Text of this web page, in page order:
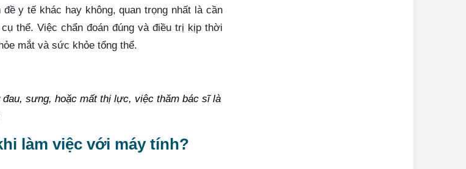
y tế khác hay không, quan trọng nhất là cần
thể. Việc chẩn đoán đúng và điều trị kịp thời
mắt và sức khỏe tổng thể.
sưng, hoặc mất thị lực, việc thăm bác sĩ là
làm việc với máy tính?